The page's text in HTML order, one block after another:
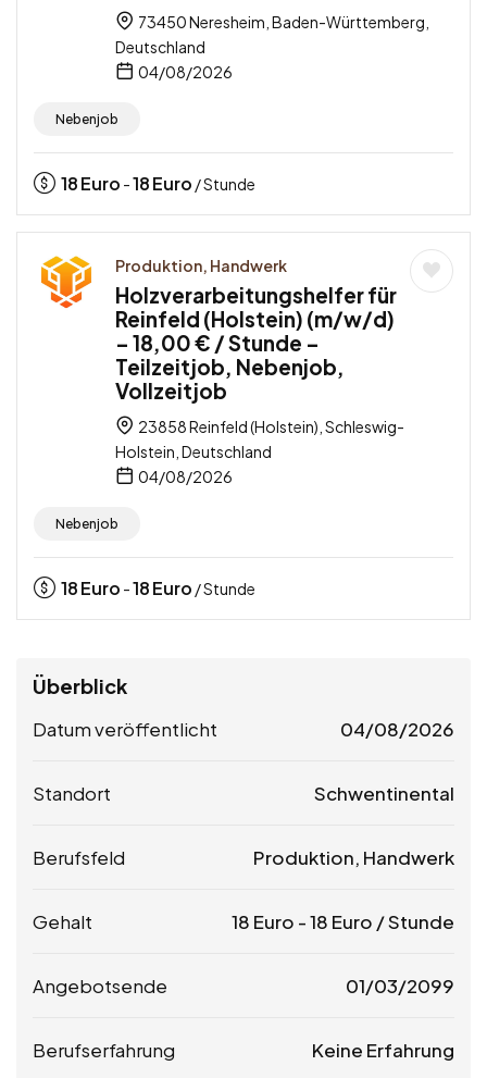
73450 Neresheim, Baden-Württemberg,
Deutschland
04/08/2026
Nebenjob
18Euro -18Euro / Stunde
Produktion, Handwerk
Holzverarbeitungshelfer für
Reinfeld (Holstein) (m/w/d)
– 18,00 € / Stunde –
Teilzeitjob, Nebenjob,
Vollzeitjob
23858 Reinfeld (Holstein), Schleswig-
Holstein, Deutschland
04/08/2026
Nebenjob
18Euro -18Euro / Stunde
Überblick
Datum veröffentlicht 04/08/2026
Standort Schwentinental
Berufsfeld Produktion, Handwerk
Gehalt 18 Euro -18 Euro / Stunde
Angebotsende 01/03/2099
Berufserfahrung Keine Erfahrung